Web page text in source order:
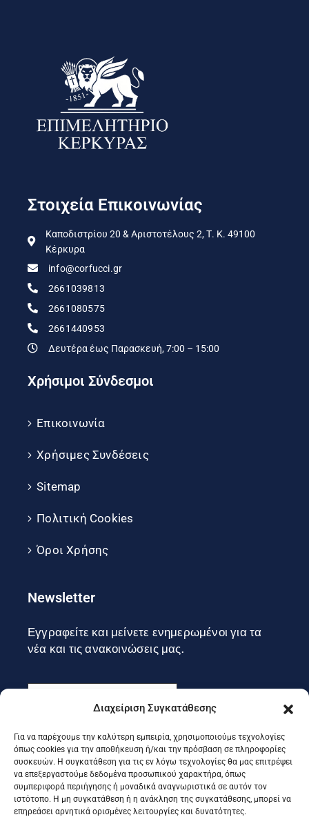
Διαχείριση Συγκατάθεσης
Για να παρέχουμε την καλύτερη εμπειρία, χρησιμοποιούμε τεχνολογίες
όπως cookies για την αποθήκευση ή/και την πρόσβαση σε πληροφορίες
συσκευών. Η συγκατάθεση για τις εν λόγω τεχνολογίες θα μας επιτρέψει
να επεξεργαστούμε δεδομένα προσωπικού χαρακτήρα, όπως
συμπεριφορά περιήγησης ή μοναδικά αναγνωριστικά σε αυτόν τον
ιστότοπο. Η μη συγκατάθεση ή η ανάκληση της συγκατάθεσης, μπορεί να
επηρεάσει αρνητικά ορισμένες λειτουργίες και δυνατότητες.
Στοιχεία Επικοινωνίας
Καποδιστρίου 20 & Αριστοτέλους 2, Τ. Κ. 49100
Κέρκυρα
info@corfucci.gr
2661039813
2661080575
2661440953
Δευτέρα έως Παρασκευή, 7:00 – 15:00
Χρήσιμοι Σύνδεσμοι
Επικοινωνία
Χρήσιμες Συνδέσεις
Sitemap
Πολιτική Cookies
Όροι Χρήσης
Newsletter
Εγγραφείτε και μείνετε ενημερωμένοι για τα
νέα και τις ανακοινώσεις μας.
Εγγραφή
Ακολουθήστε μας στα social